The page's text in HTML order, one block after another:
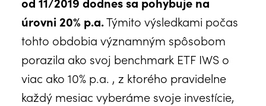
úrovni 20% p.a.Týmito výsledkami počas
tohto obdobia významným spôsobom
porazila ako svoj benchmark ETF IWS o
viac ako 10% p.a. , z ktorého pravidelne
každý mesiac vyberáme svoje investície,